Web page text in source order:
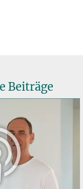
Beiträge